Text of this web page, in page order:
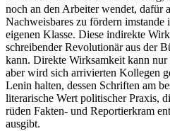
noch an den Arbeiter wendet, dafür
Nachweisbares zu fördern
eigenen Klasse. Diese indirekte
schreibender Revolutionär aus der
kann. Direkte Wirksamkeit kann nur
aber wird sich arrivierten Kollegen
Lenin halten, dessen Schriften am
literarische Wert politischer Praxis,
rüden Fakten- und Reportierkram
ausgibt.